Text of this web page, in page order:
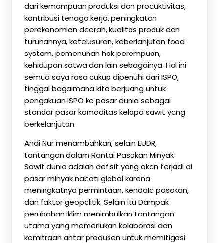
dari kemampuan produksi dan produktivitas,
kontribusi tenaga kerja, peningkatan
perekonomian daerah, kualitas produk dan
turunannya, ketelusuran, keberlanjutan food
system, pemenuhan hak perempuan,
kehidupan satwa dan lain sebagainya. Hal ini
semua saya rasa cukup dipenuhi dari ISPO,
tinggal bagaimana kita berjuang untuk
pengakuan ISPO ke pasar dunia sebagai
standar pasar komoditas kelapa sawit yang
berkelanjutan.
Andi Nur menambahkan, selain EUDR,
tantangan dalam Rantai Pasokan Minyak
Sawit dunia adalah defisit yang akan terjadi di
pasar minyak nabati global karena
meningkatnya permintaan, kendala pasokan,
dan faktor geopolitik. Selain itu Dampak
perubahan iklim menimbulkan tantangan
utama yang memerlukan kolaborasi dan
kemitraan antar produsen untuk memitigasi